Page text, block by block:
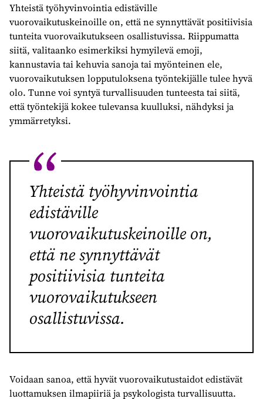
Yhteistä työhyvinvointia edistäville
vuorovaikutuskeinoille on, että ne synnyttävät positiivisia
tunteita vuorovaikutukseen osallistuvissa. Riippumatta
siitä, valitaanko esimerkiksi hymyilevä emoji,
kannustavia tai kehuvia sanoja tai myönteinen ele,
vuorovaikutuksen lopputuloksena työntekijälle tulee hyvä
olo. Tunne voi syntyä turvallisuuden tunteesta tai siitä,
että työntekijä kokee tulevansa kuulluksi, nähdyksi ja
ymmärretyksi.
Yhteistä työhyvinvointia
edistäville
vuorovaikutuskeinoille on,
että ne synnyttävät
positiivisia tunteita
vuorovaikutukseen
osallistuvissa.
Voidaan sanoa, että hyvät vuorovaikutustaidot edistävät
luottamuksen ilmapiiriä ja psykologista turvallisuutta.